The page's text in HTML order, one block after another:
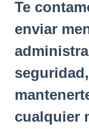
Te
enviar
cualquier